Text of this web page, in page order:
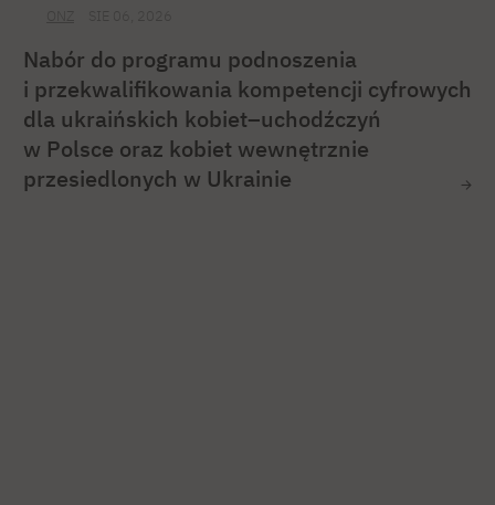
Nabór do programu podnoszenia
i przekwalifikowania kompetencji cyfrowych
dla ukraińskich kobiet–uchodźczyń
w Polsce oraz kobiet wewnętrznie
przesiedlonych w Ukrainie